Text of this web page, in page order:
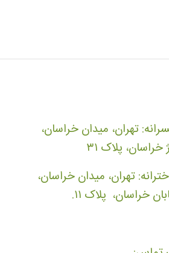
تهران، میدان خراسان،
پلاک ۳۱
تهران، میدان خراسان،
خراسان، پلاک ۱۱.